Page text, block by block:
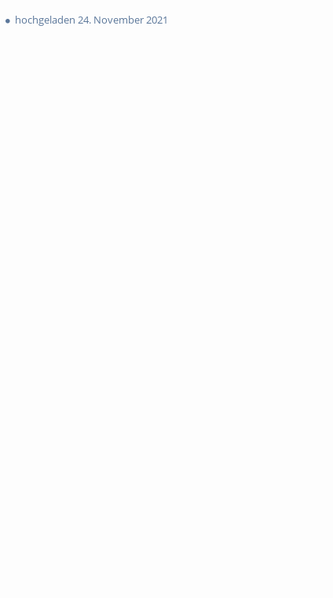
hochgeladen 24. November 2021